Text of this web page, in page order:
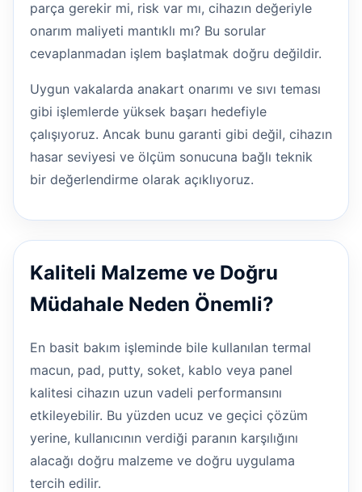
parça gerekir mi, risk var mı, cihazın değeriyle
onarım maliyeti mantıklı mı? Bu sorular
cevaplanmadan işlem başlatmak doğru değildir.
Uygun vakalarda anakart onarımı ve sıvı teması
gibi işlemlerde yüksek başarı hedefiyle
çalışıyoruz. Ancak bunu garanti gibi değil, cihazın
hasar seviyesi ve ölçüm sonucuna bağlı teknik
bir değerlendirme olarak açıklıyoruz.
Kaliteli Malzeme ve Doğru
Müdahale Neden Önemli?
En basit bakım işleminde bile kullanılan termal
macun, pad, putty, soket, kablo veya panel
kalitesi cihazın uzun vadeli performansını
etkileyebilir. Bu yüzden ucuz ve geçici çözüm
yerine, kullanıcının verdiği paranın karşılığını
alacağı doğru malzeme ve doğru uygulama
tercih edilir.